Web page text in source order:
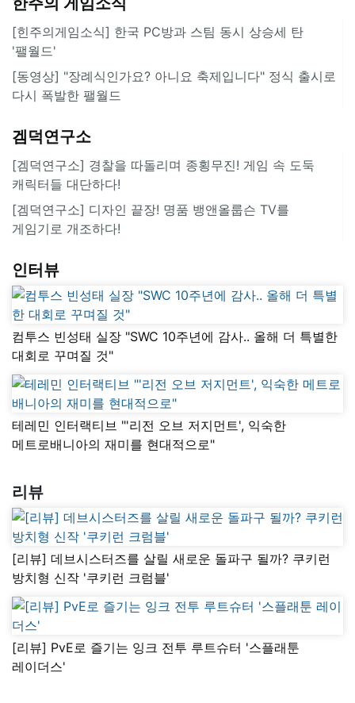
[힌주의게임소식] 한국 PC방과 스팀 동시 상승세 탄
'팰월드'
[동영상] "장례식인가요? 아니요 축제입니다" 정식 출시로
다시 폭발한 팰월드
겜덕연구소
[겜덕연구소] 경찰을 따돌리며 종횡무진! 게임 속 도둑
캐릭터들 대단하다!
[겜덕연구소] 디자인 끝장! 명품 뱅앤올룹슨 TV를
게임기로 개조하다!
인터뷰
컴투스 빈성태 실장 "SWC 10주년에 감사.. 올해 더 특별한
대회로 꾸며질 것"
테레민 인터랙티브 "'리전 오브 저지먼트', 익숙한
메트로배니아의 재미를 현대적으로"
리뷰
[리뷰] 데브시스터즈를 살릴 새로운 돌파구 될까? 쿠키런
방치형 신작 '쿠키런 크럼블'
[리뷰] PvE로 즐기는 잉크 전투 루트슈터 '스플래툰
레이더스'